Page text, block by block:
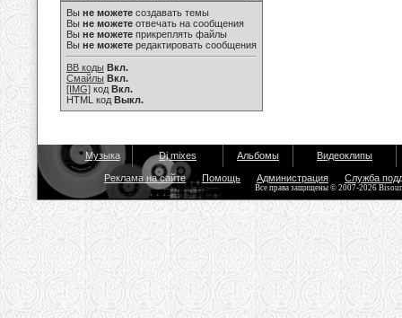
Вы не можете создавать темы
Вы не можете отвечать на сообщения
Вы не можете прикреплять файлы
Вы не можете редактировать сообщения
BB коды Вкл.
Смайлы Вкл.
[IMG] код Вкл.
HTML код Выкл.
Музыка Dj mixes Альбомы Видеоклипы
Реклама на сайте Помощь Администрация Служба
Все права защищены © 2007-2026